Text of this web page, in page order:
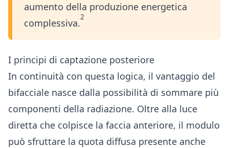
aumento della produzione energetica
complessiva.2
I principi di captazione posteriore
In continuità con questa logica, il vantaggio del
bifacciale nasce dalla possibilità di sommare più
componenti della radiazione. Oltre alla luce
diretta che colpisce la faccia anteriore, il modulo
può sfruttare la quota diffusa presente anche